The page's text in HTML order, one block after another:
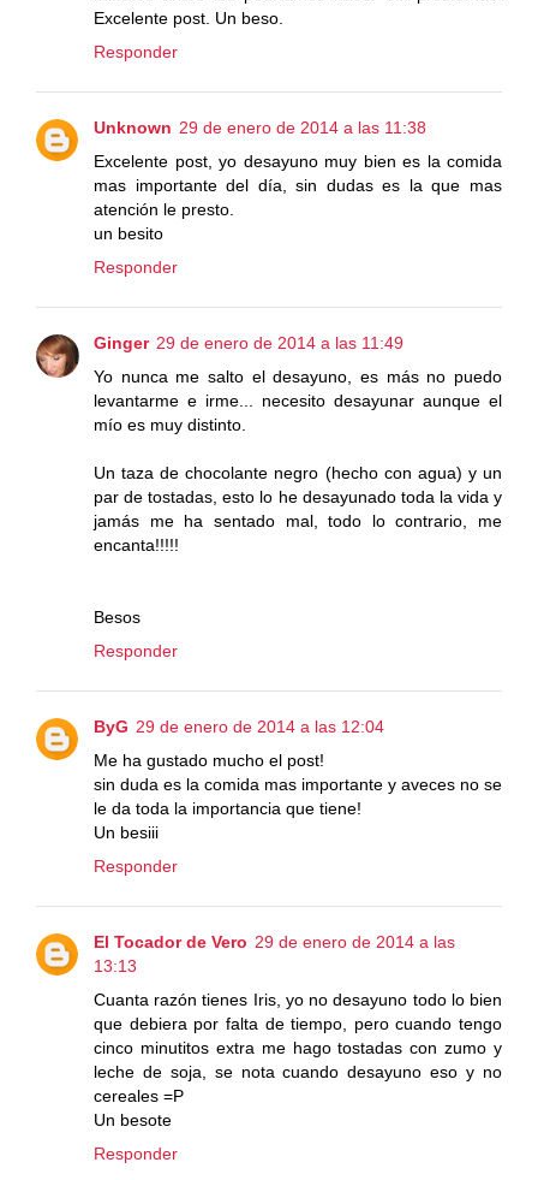
Excelente post. Un beso.
Responder
Unknown 29 de enero de 2014 a las 11:38
Excelente post, yo desayuno muy bien es la comida
mas importante del día, sin dudas es la que mas
atención le presto.
un besito
Responder
Ginger 29 de enero de 2014 a las 11:49
Yo nunca me salto el desayuno, es más no puedo
levantarme e irme... necesito desayunar aunque el
mío es muy distinto.
Un taza de chocolante negro (hecho con agua) y un
par de tostadas, esto lo he desayunado toda la vida y
jamás me ha sentado mal, todo lo contrario, me
encanta!!!!!
Besos
Responder
ByG 29 de enero de 2014 a las 12:04
Me ha gustado mucho el post!
sin duda es la comida mas importante y aveces no se
le da toda la importancia que tiene!
Un besiii
Responder
El Tocador de Vero 29 de enero de 2014 a las
13:13
Cuanta razón tienes Iris, yo no desayuno todo lo bien
que debiera por falta de tiempo, pero cuando tengo
cinco minutitos extra me hago tostadas con zumo y
leche de soja, se nota cuando desayuno eso y no
cereales =P
Un besote
Responder